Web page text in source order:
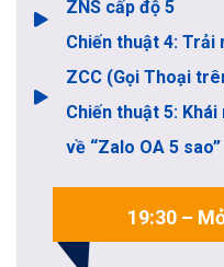
ZNS cấp độ 5
Chiến thuật 4: Trải
ZCC (Gọi Thoại
Chiến thuật 5:
về “Zalo OA 5 sao”
19:30 –